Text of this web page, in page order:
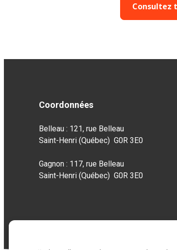
Consultez
Coordonnées
Belleau : 121, rue Belleau
Saint-Henri (Québec) G0R 3E0
Gagnon : 117, rue Belleau
Saint-Henri (Québec) G0R 3E0